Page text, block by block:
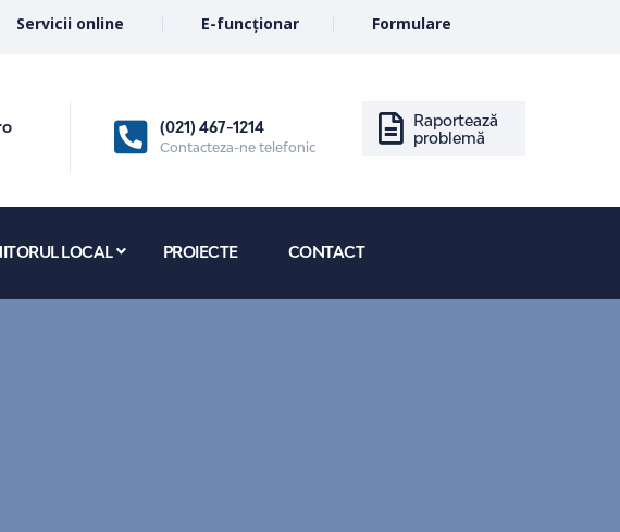
Servicii online E-funcționar Formulare
(021) 467-1214
Contacteza-ne telefonic
Raportează
problemă
LOCAL PROIECTE CONTACT